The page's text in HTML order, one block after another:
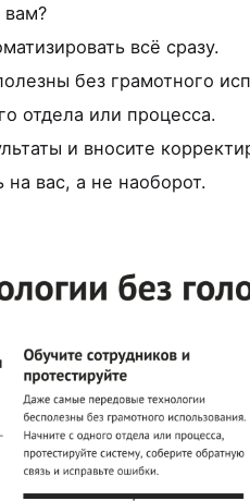
всё сразу.
без грамотного
отдела или процесса.
и вносите
вас, а не наоборот.